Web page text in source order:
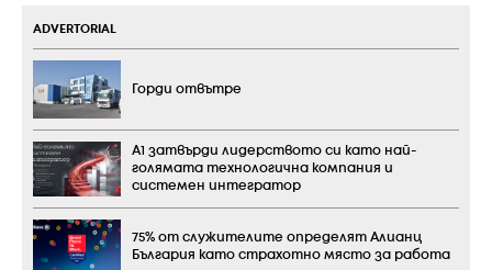
ADVERTORIAL
Горди отвътре
А1 затвърди лидерството си като най-
голямата технологична компания и
системен интегратор
75% от служителите определят Алианц
България като страхотно място за работа